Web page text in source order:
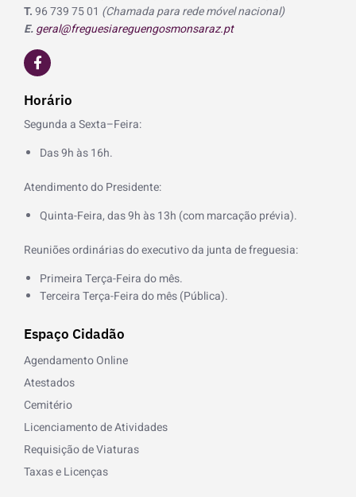
T.96 739 75 01 (Chamada para rede móvel nacional)
E.geral@freguesiareguengosmonsaraz.pt
F
a
c
e
b
o
o
k
Horário
Segunda a Sexta–Feira:
Das 9h às 16h.
Atendimento do Presidente:
Quinta-Feira, das 9h às 13h (com marcação prévia).
Reuniões ordinárias do executivo da junta de freguesia:
Primeira Terça-Feira do mês.
Terceira Terça-Feira do mês (Pública).
Espaço Cidadão
Agendamento Online
Atestados
Cemitério
Licenciamento de Atividades
Requisição de Viaturas
Taxas e Licenças